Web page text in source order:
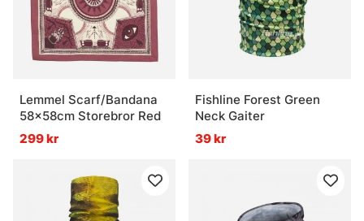
Lemmel Scarf/Bandana
58x58cm Storebror Red
299 kr
Fishline Forest Green
Neck Gaiter
39 kr